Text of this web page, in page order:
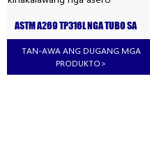
ASTM A269 TP316L NGA TUBO SA
PAG-ILIS SA KAINIT NGA DILI
KINAKALAWANG NGA ASERO
TAN-AWA ANG DUGANG MGA
PRODUKTO>